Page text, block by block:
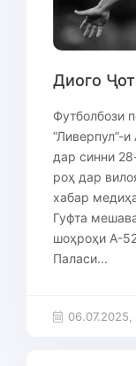
Диого
Футболбози
“Ливерпул”-
дар синни
роҳ дар
хабар
Гуфта
шоҳроҳи А-
Паласи...
06.07.2025,